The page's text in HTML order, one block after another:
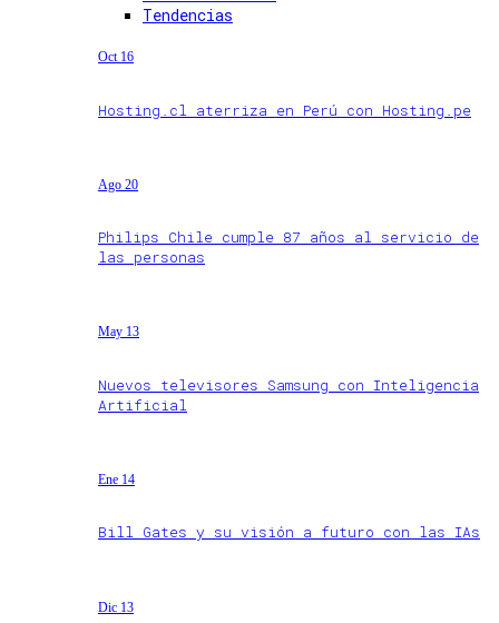
Tendencias
Oct 16
Hosting.cl aterriza en Perú con Hosting.pe
Ago 20
Philips Chile cumple 87 años al servicio de
las personas
May 13
Nuevos televisores Samsung con Inteligencia
Artificial
Ene 14
Bill Gates y su visión a futuro con las IAs
Dic 13